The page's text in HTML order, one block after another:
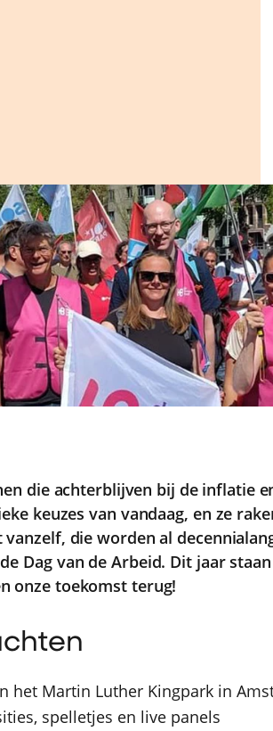
die achterblijven bij de inflatie
keuzes van vandaag, en ze
die worden al
Dag van de Arbeid. Dit jaar
onze toekomst terug!
het Martin Luther Kingpark in
spelletjes en live panels